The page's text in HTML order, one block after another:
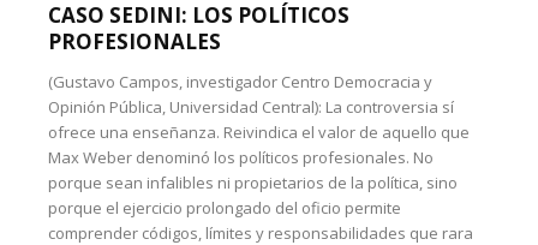
CASO SEDINI: LOS POLÍTICOS
PROFESIONALES
(Gustavo Campos, investigador Centro Democracia y
Opinión Pública, Universidad Central): La controversia sí
ofrece una enseñanza. Reivindica el valor de aquello que
Max Weber denominó los políticos profesionales. No
porque sean infalibles ni propietarios de la política, sino
porque el ejercicio prolongado del oficio permite
comprender códigos, límites y responsabilidades que rara